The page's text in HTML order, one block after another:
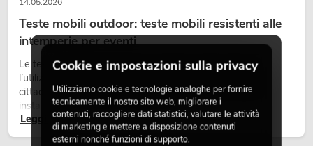
Teste mobili outdoor: teste mobili resistenti alle
intemperie per eventi
Le teste mobili outdoor sono proiettori motorizzati per
l’utilizzo all’aperto. Vengono impiegate in festival, feste
cittadine, concerti open-air, allestimenti architetturali e
installazioni temporanee all’esterno.
Leggi ora
Cookie e impostazioni sulla privacy
Utilizziamo cookie e tecnologie analoghe per fornire
tecnicamente il nostro sito web, migliorare i
contenuti, raccogliere dati statistici, valutare le attività
di marketing e mettere a disposizione contenuti
esterni nonché funzioni di supporto.